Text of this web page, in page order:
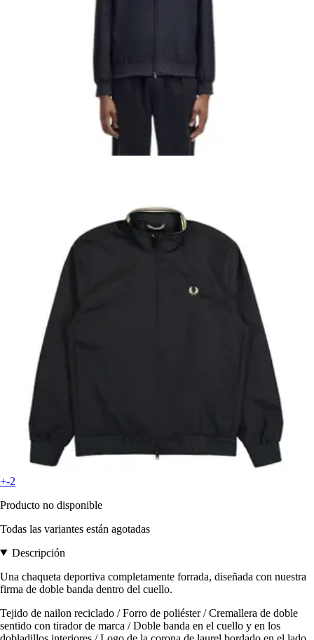
+-2
Producto no disponible
Todas las variantes están agotadas
Descripción
Una chaqueta deportiva completamente forrada, diseñada con nuestra
firma de doble banda dentro del cuello.
Tejido de nailon reciclado / Forro de poliéster / Cremallera de doble
sentido con tirador de marca / Doble banda en el cuello y en los